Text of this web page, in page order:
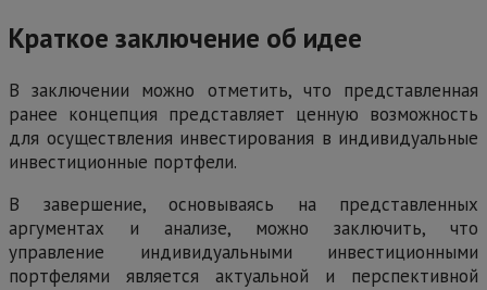
Краткое заключение об идее
В заключении можно отметить, что представленная
ранее концепция представляет ценную возможность
для осуществления инвестирования в индивидуальные
инвестиционные портфели.
В завершение, основываясь на представленных
аргументах и анализе, можно заключить, что
управление индивидуальными инвестиционными
портфелями является актуальной и перспективной